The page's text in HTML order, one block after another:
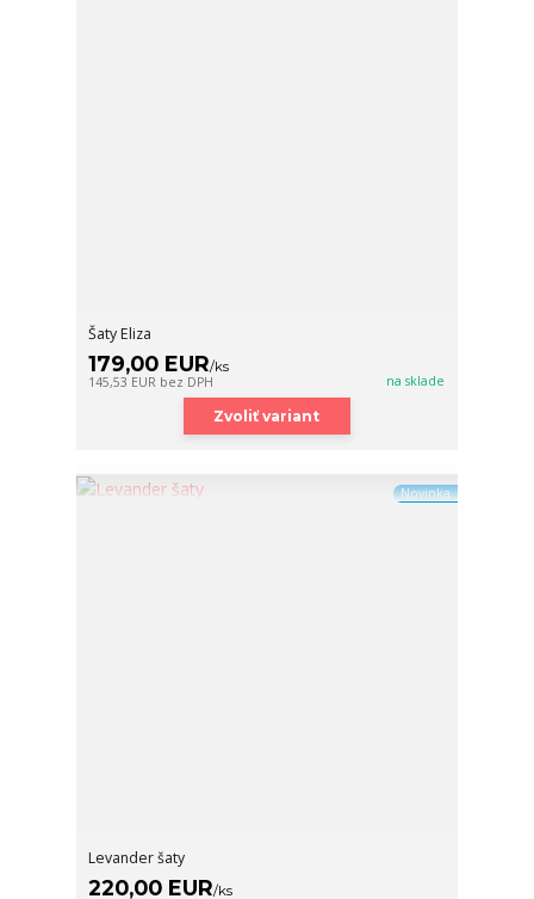
Šaty Eliza
179,00 EUR/ks
145,53 EUR bez DPH na sklade
Zvoliť variant
Novinka
Levander šaty
220,00 EUR/ks